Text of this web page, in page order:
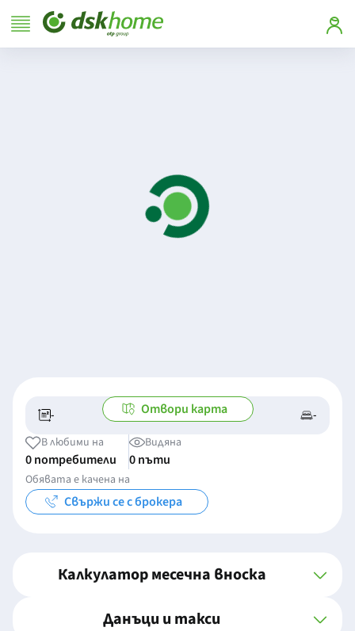
- -/- -
Отвори карта
В любими на
0 потребители
Видяна
0 пъти
Обявата е качена на
Свържи се с брокера
Калкулатор месечна вноска
Данъци и такси